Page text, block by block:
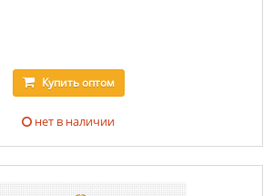
Купитьоптом
нет в наличии